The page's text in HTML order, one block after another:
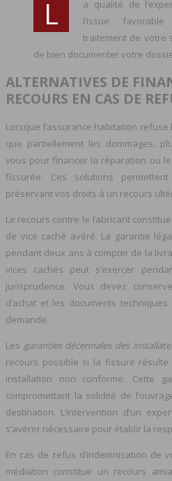
L
a qualité de
l’issue
traitement de votre
de bien documenter votre
ALTERNATIVES DE
RECOURS EN CAS DE
Lorsque l’assurance habitation
que partiellement les dommages,
vous pour financer la réparation ou
fissurée. Ces solutions
préservant vos droits à un recours
Le recours contre le fabricant
de vice caché avéré. La garantie
pendant deux ans à compter de la
vices cachés peut s’exercer
jurisprudence. Vous devez
d’achat et les documents
demande.
Les garanties décennales des
recours possible si la fissure résulte
installation non conforme. Cette
compromettant la solidité de
destination. L’intervention d’un
s’avérer nécessaire pour établir la
En cas de refus d’indemnisation de
médiation constitue un recours